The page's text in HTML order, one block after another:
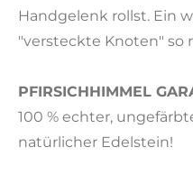
Handgelenk rollst. Ein
"versteckte Knoten" so
PFIRSICHHIMMEL
100 % echter,
natürlicher Edelstein!